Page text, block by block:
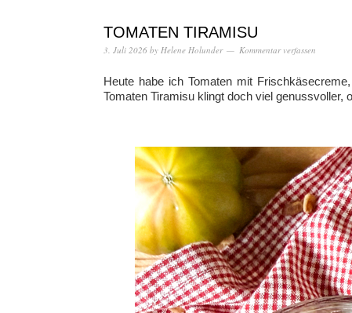
TOMATEN TIRAMISU
3. Juli 2026 by Helene Holunder Kommentar verfassen
Heute habe ich Tomaten mit
Tomaten Tiramisu klingt doch viel genussvoller,